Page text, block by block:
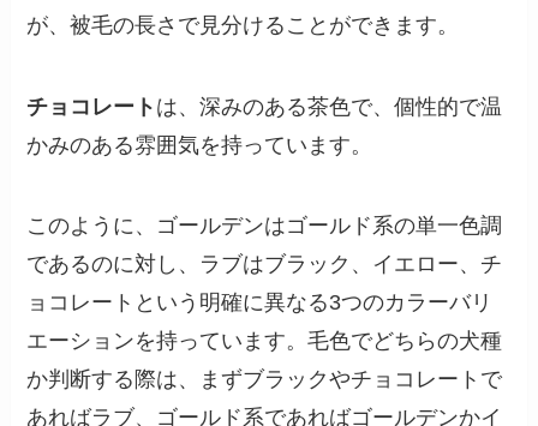
が、被毛の長さで見分けることができます。
チョコレート は、深みのある茶色で、個性的で温
かみのある雰囲気を持っています。
このように、ゴールデンはゴールド系の単一色調
であるのに対し、ラブはブラック、イエロー、チ
ョコレートという明確に異なる3つのカラーバリ
エーションを持っています。毛色でどちらの犬種
か判断する際は、まずブラックやチョコレートで
あればラブ、ゴールド系であればゴールデンかイ